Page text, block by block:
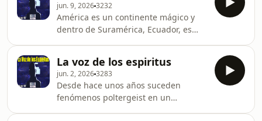
nuestro ojo no puede ver ... pero
ahora tenemos más claro que son
muchos mas de lo que
imaginábamos.
jun. 9, 20263232
América es un continente mágico y
dentro de Suramérica, Ecuador, es
entrevista con la investigadora, María
José Robayo, descubrirás enigmas
poco conocidos, como las pirámides
de Cochasquí. Unas construcciones
repletas de enigmas conde los
La voz de los espiritus
jun. 2, 20263283
Desde hace unos años suceden
fenómenos poltergeist en un